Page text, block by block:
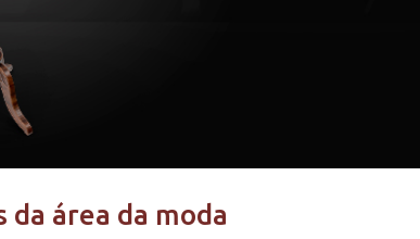
área da moda